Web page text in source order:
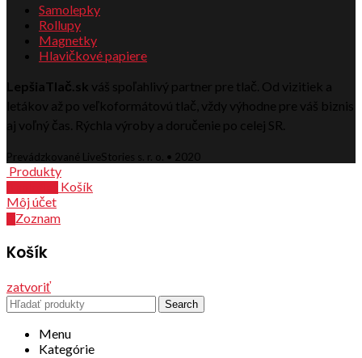
Samolepky
Rollupy
Magnetky
Hlavičkové papiere
LepšiaTlač.sk váš spoľahlivý partner pre tlač. Od vizitiek a
letákov až po veľkoformátovú tlač, vždy výhodne pre váš biznis
aj voľný čas. Rýchla výroby a doručenie po celej SR.
Prevádzkované LiveStories s. r. o. • 2020
Produkty
Košík
Môj účet
Zoznam
Košík
zatvoriť
Search
Menu
Kategórie